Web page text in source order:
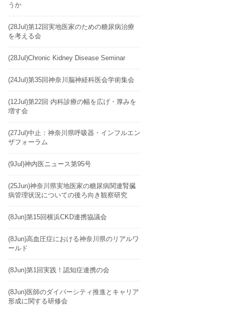
うか
(28Jul)第12回実地医家のための糖尿病治療
を考える会
(28Jul)Chronic Kidney Disease Seminar
(24Jul)第35回神奈川脳神経科医会学術集会
(12Jul)第22回 内科診療の幅を広げ・厚みを
増す会
(27Jul)中止：神奈川県呼吸器・インフルエン
ザフォーラム
(9Jul)神内医ニュース第95号
(25Jun)神奈川県実地医家の糖尿病関連腎臓
病管理状況についての後ろ向き観察研究
(8Jun)第15回横浜CKD連携協議会
(8Jun)高血圧症における神奈川県のリアルワ
ールド
(8Jun)第1回実践！認知症連携の会
(8Jun)医師のダイバーシティ推進とキャリア
形成に関する研修会